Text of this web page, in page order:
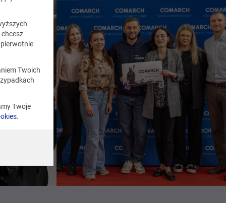
chcesz
Twoich
Twoje
.